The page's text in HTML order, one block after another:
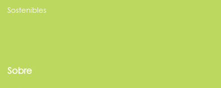
Sostenibles
Sobre